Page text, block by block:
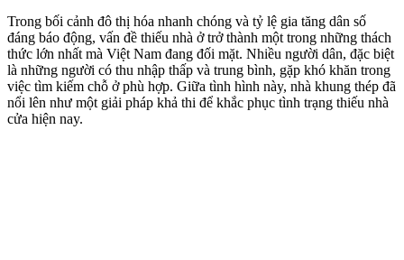
Trong bối cảnh đô thị hóa nhanh chóng và tỷ lệ gia tăng dân số
đáng báo động, vấn đề thiếu nhà ở trở thành một trong những thách
thức lớn nhất mà Việt Nam đang đối mặt. Nhiều người dân, đặc biệt
là những người có thu nhập thấp và trung bình, gặp khó khăn trong
việc tìm kiếm chỗ ở phù hợp. Giữa tình hình này, nhà khung thép đã
nổi lên như một giải pháp khả thi để khắc phục tình trạng thiếu nhà
cửa hiện nay.